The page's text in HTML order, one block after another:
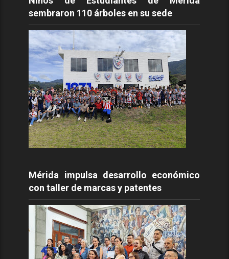
sembraron 110 árboles en su sede
Mérida impulsa desarrollo económico
con taller de marcas y patentes